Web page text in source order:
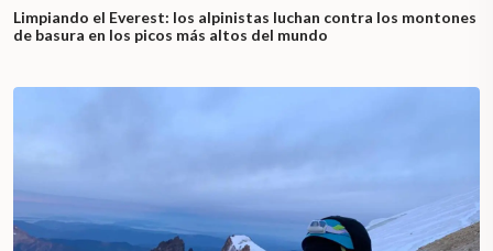
Limpiando el Everest: los alpinistas luchan contra los montones
de basura en los picos más altos del mundo